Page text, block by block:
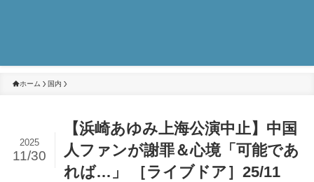
ホーム 国内
【浜崎あゆみ上海公演中止】中国
人ファンが謝罪＆心境「可能であ
れば…」 ［ライブドア］25/11
2025
11/30